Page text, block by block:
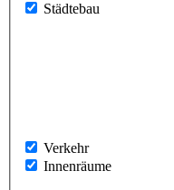
Städtebau
Verkehr
Innenräume